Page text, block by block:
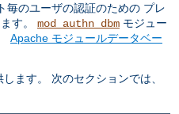
毎のユーザの認証のための プレ
す。 mod_authn_dbm モジュー
Apache モジュールデータベー
ます。 次のセクションでは、